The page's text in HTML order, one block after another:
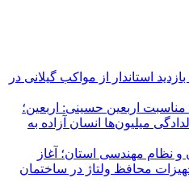
استاندار از مواکب گیلانی در
مناسبت اربعین حسینی: اربعین؛
میلیون‌ها انسان آزاده به
و نظام مهندسی استان؛ آغاز
محافظ ولتاژ در ساختمان